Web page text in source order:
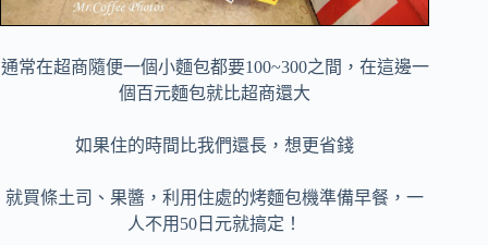
通常在超商隨便一個小麵包都要100~300之間，在這邊一
個百元麵包就比超商還大
如果住的時間比我們還長，想更省錢
就買條土司、果醬，利用住處的烤麵包機準備早餐，一
人不用50日元就搞定！